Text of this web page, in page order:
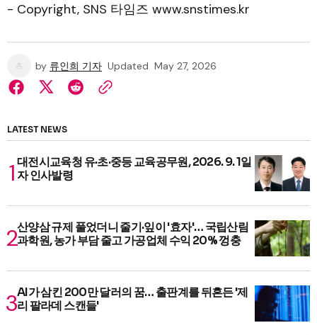
- Copyright, SNS 타임즈 www.snstimes.kr
by 류인희 기자 Updated May 27, 2026
LATEST NEWS
대전시교육청 유·초·중등 교육공무원, 2026. 9. 1일
자 인사발령
산양삼 규제 풀었더니 줄기·잎이 '효자'… 국립산림
과학원, 농가 부담 줄고 가공업체 수익 20% 껑충
AI가 삼킨 200만 달러의 꿈… 출판계를 뒤흔든 '제
리 팔라데 스캔들'